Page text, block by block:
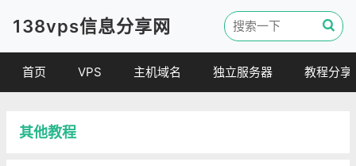
138vps信息分享网
首页 VPS
便宜VPS
主机域名 独立服务器 教程分享
其他教程